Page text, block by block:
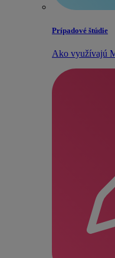
Prípadové štúdie
Ako využívajú